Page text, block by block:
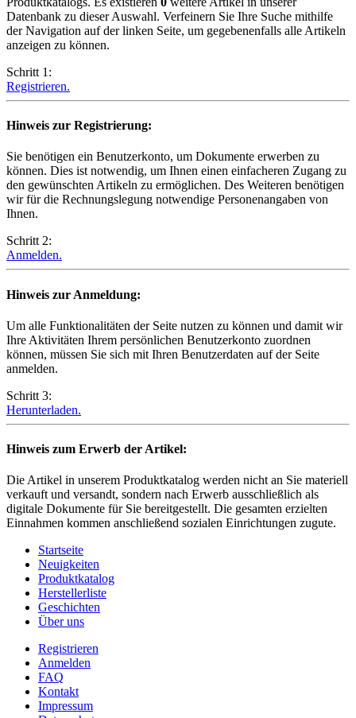
Datenbank zu dieser Auswahl. Verfeinern Sie Ihre Suche mithilfe
der Navigation auf der linken Seite, um gegebenenfalls alle Artikeln
anzeigen zu können.
Schritt 1:
Registrieren.
Hinweis zur Registrierung:
Sie benötigen ein Benutzerkonto, um Dokumente erwerben zu
können. Dies ist notwendig, um Ihnen einen einfacheren Zugang zu
den gewünschten Artikeln zu ermöglichen. Des Weiteren benötigen
wir für die Rechnungslegung notwendige Personenangaben von
Ihnen.
Schritt 2:
Anmelden.
Hinweis zur Anmeldung:
Um alle Funktionalitäten der Seite nutzen zu können und damit wir
Ihre Aktivitäten Ihrem persönlichen Benutzerkonto zuordnen
können, müssen Sie sich mit Ihren Benutzerdaten auf der Seite
anmelden.
Schritt 3:
Herunterladen.
Hinweis zum Erwerb der Artikel:
Die Artikel in unserem Produktkatalog werden nicht an Sie materiell
verkauft und versandt, sondern nach Erwerb ausschließlich als
digitale Dokumente für Sie bereitgestellt. Die gesamten erzielten
Einnahmen kommen anschließend sozialen Einrichtungen zugute.
Startseite
Neuigkeiten
Produktkatalog
Herstellerliste
Geschichten
Über uns
Registrieren
Anmelden
FAQ
Kontakt
Impressum